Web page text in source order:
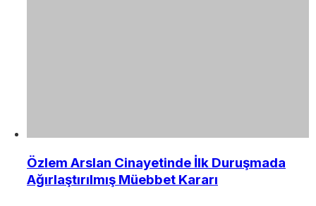
Özlem Arslan Cinayetinde İlk Duruşmada
Ağırlaştırılmış Müebbet Kararı